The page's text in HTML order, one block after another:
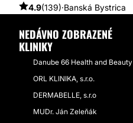
4.9(139)·Banská Bystrica
NEDÁVNO ZOBRAZENÉ
KLINIKY
Danube 66 Health and Beauty
ORL KLINIKA, s.r.o.
DERMABELLE, s.r.o
MUDr. Ján Zeleňák